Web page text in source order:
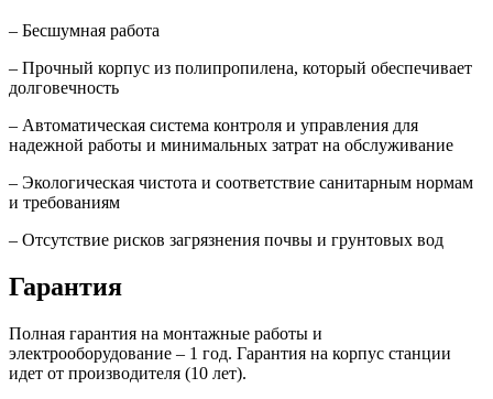
– Бесшумная работа
– Прочный корпус из полипропилена, который обеспечивает
долговечность
– Автоматическая система контроля и управления для
надежной работы и минимальных затрат на обслуживание
– Экологическая чистота и соответствие санитарным нормам
и требованиям
– Отсутствие рисков загрязнения почвы и грунтовых вод
Гарантия
Полная гарантия на монтажные работы и
электрооборудование – 1 год. Гарантия на корпус станции
идет от производителя (10 лет).